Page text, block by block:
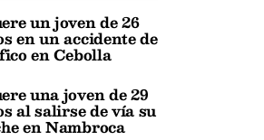
un joven de 26
en un accidente de
en Cebolla
una joven de 29
al salirse de vía su
en Nambroca